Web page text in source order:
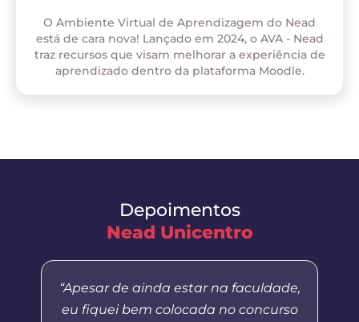
O Ambiente Virtual de Aprendizagem do Nead
está de cara nova! Lançado em 2024, o AVA - Nead
traz recursos que visam melhorar a experiência de
aprendizado dentro da plataforma Moodle.
Depoimentos
Nead Unicentro
“Apesar de ainda estar na faculdade,
eu fiquei bem colocada no concurso